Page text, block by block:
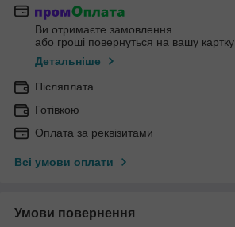
Ви отримаєте замовлення
або гроші повернуться на вашу картку
Детальніше
Післяплата
Готівкою
Оплата за реквізитами
Всі умови оплати
Умови повернення